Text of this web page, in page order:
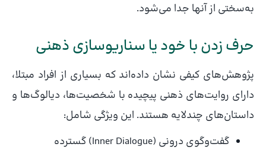
به‌سختی از آنها جدا می‌شود.
حرف زدن با خود یا سناریوسازی ذهنی
پژوهش‌های کیفی نشان داده‌اند که بسیاری از افراد مبتلا،
دارای روایت‌های ذهنی پیچیده با شخصیت‌ها، دیالوگ‌ها و
داستان‌های چندلایه هستند. این ویژگی شامل:
گفت‌وگوی درونی (Inner Dialogue) گسترده